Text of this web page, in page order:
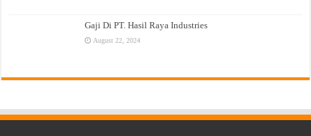
Gaji Di PT. Hasil Raya Industries
August 22, 2024